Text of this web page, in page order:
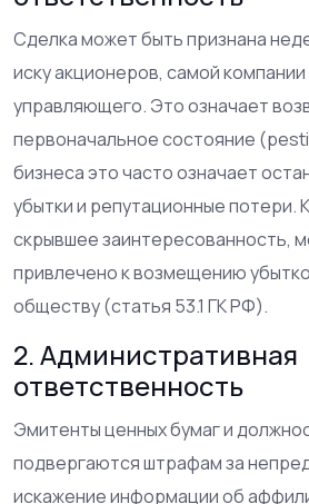
Сделка может быть признана
иску акционеров, самой компании
управляющего. Это означает
первоначальное состояние
бизнеса это часто означает
убытки и репутационные потери.
скрывшее заинтересованность,
привлечено к возмещению
обществу (статья 53.1 ГК РФ).
2. Административная
ответственность
Эмитенты ценных бумаг и
подвергаются штрафам за
искажение информации об